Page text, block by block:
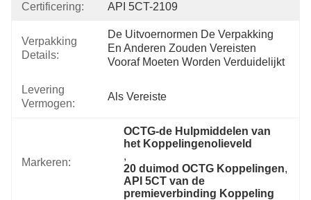
Certificering: API 5CT-2109
Verpakking
Details:
De Uitvoernormen De Verpakking
En Anderen Zouden Vereisten
Vooraf Moeten Worden Verduidelijkt
Levering
Vermogen:
Als Vereiste
Markeren:
OCTG-de Hulpmiddelen van
het Koppelingenolieveld
,
20 duimod OCTG Koppelingen
API 5CT van de
premieverbinding Koppeling